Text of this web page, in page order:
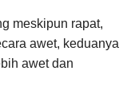
meskipun rapat,
awet, keduanya
awet dan